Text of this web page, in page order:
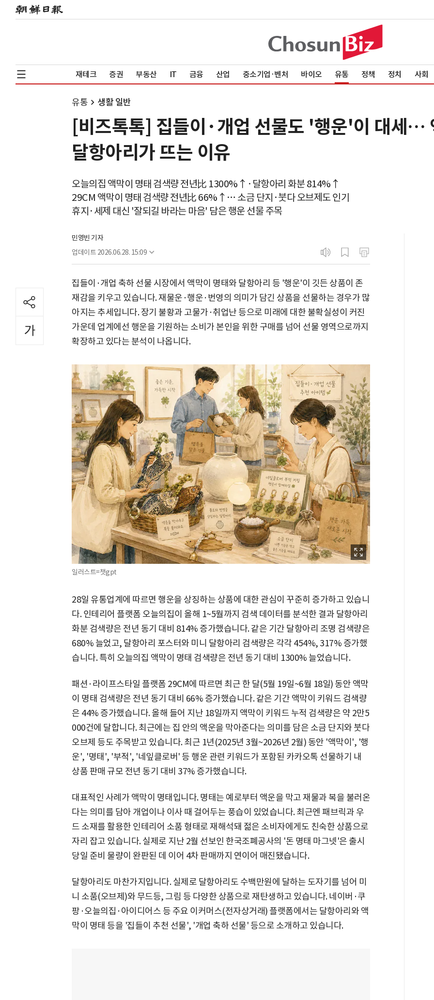
재테크 증권 부동산 IT 금융 산업 중소기업·벤처 바이오 유통 정책 정치 사회
유통 생활 일반
[비즈톡톡] 집들이·개업 선물도 '행운'이 대세…
달항아리가 뜨는 이유
오늘의집 액막이 명태 검색량 전년比 1300%↑·달항아리 화분 814%↑
29CM 액막이 명태 검색량 전년比 66%↑… 소금 단지·붓다 오브제도 인기
휴지·세제 대신 '잘되길 바라는 마음' 담은 행운 선물 주목
민영빈 기자
업데이트 2026.06.28. 15:09
집들이·개업 축하 선물 시장에서 액막이 명태와 달항아리 등 '행운'이 깃든 상품이 존
재감을 키우고 있습니다. 재물운·행운·번영의 의미가 담긴 상품을 선물하는 경우가 많
아지는 추세입니다. 장기 불황과 고물가·취업난 등으로 미래에 대한 불확실성이 커진
가운데 업계에선 행운을 기원하는 소비가 본인을 위한 구매를 넘어 선물 영역으로까지
확장하고 있다는 분석이 나옵니다.
일러스트=챗gpt
28일 유통업계에 따르면 행운을 상징하는 상품에 대한 관심이 꾸준히 증가하고 있습니
다. 인테리어 플랫폼 오늘의집이 올해 1~5월까지 검색 데이터를 분석한 결과 달항아리
화분 검색량은 전년 동기 대비 814% 증가했습니다. 같은 기간 달항아리 조명 검색량은
680% 늘었고, 달항아리 포스터와 미니 달항아리 검색량은 각각 454%, 317% 증가했
습니다. 특히 오늘의집 액막이 명태 검색량은 전년 동기 대비 1300% 늘었습니다.
패션·라이프스타일 플랫폼 29CM에 따르면 최근 한 달(5월 19일~6월 18일) 동안 액막
이 명태 검색량은 전년 동기 대비 66% 증가했습니다. 같은 기간 액막이 키워드 검색량
은 44% 증가했습니다. 올해 들어 지난 18일까지 액막이 키워드 누적 검색량은 약 2만5
000건에 달합니다. 최근에는 집 안의 액운을 막아준다는 의미를 담은 소금 단지와 붓다
오브제 등도 주목받고 있습니다. 최근 1년(2025년 3월~2026년 2월) 동안 '액막이', '행
운', '명태', '부적', '네잎클로버' 등 행운 관련 키워드가 포함된 카카오톡 선물하기 내
상품 판매 규모 전년 동기 대비 37% 증가했습니다.
대표적인 사례가 액막이 명태입니다. 명태는 예로부터 액운을 막고 재물과 복을 불러온
다는 의미를 담아 개업이나 이사 때 걸어두는 풍습이 있었습니다. 최근엔 패브릭과 우
드 소재를 활용한 인테리어 소품 형태로 재해석돼 젊은 소비자에게도 친숙한 상품으로
자리 잡고 있습니다. 실제로 지난 2월 선보인 한국조폐공사의 '돈 명태 마그넷'은 출시
당일 준비 물량이 완판된 데 이어 4차 판매까지 연이어 매진됐습니다.
달항아리도 마찬가지입니다. 실제로 달항아리도 수백만원에 달하는 도자기를 넘어 미
니 소품(오브제)와 무드등, 그림 등 다양한 상품으로 재탄생하고 있습니다. 네이버·쿠
팡·오늘의집·아이디어스 등 주요 이커머스(전자상거래) 플랫폼에서는 달항아리와 액
막이 명태 등을 '집들이 추천 선물', '개업 축하 선물' 등으로 소개하고 있습니다.